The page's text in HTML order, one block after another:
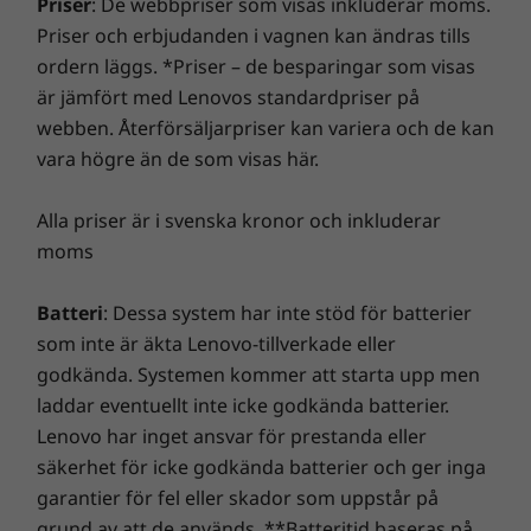
* WiFi 6E kräver Windows 11 Pro. Funktionen kräver stöd från
operativsystem, routrar/AP/gateways förberedda för WiFi 6E samt
regionala regleringscertifieringar och frekvenstilldelning.
** Tillgänglighet till WWAN som tillval varierar beroende på region, måste
Tile®-förberedd
Kensington Nano Security Slot™
Ljud
Dolby Audio™-högtalarsystem
Dolby Voice ®
Vikt
Mått (H × B × D)
Från 18,10 × 305,8 × 217,56 mm
Tangentbord
Spillsäkert
TrackPoint
TrackPad: 115 mm
är smidig att använda och startar blixtsnabbt. Du får
en snabbare och mer tillförlitlig internetupplevelse
med förbättrade anslutningsmöjligheter. Skydda din
IT-investering med en förbättrad säkerhet som avvärjer
annonsprogram, skadlig kod och andra hot. Se till att
du får en riktigt spännande virtuell resa!
fel. Datorer som visas här levereras med ett
operativsystem.
Priser: De webbpriser som visas inkluderar moms.
Priser och erbjudanden i vagnen kan ändras tills
ordern läggs. *Priser – de besparingar som visas
webben. Återförsäljarpriser kan variera och de kan
vara högre än de som visas här.
Alla priser är i svenska kronor och inkluderar
moms
Batteri: Dessa system har inte stöd för batterier
som inte är äkta Lenovo-tillverkade eller
godkända. Systemen kommer att starta upp men
laddar eventuellt inte icke godkända batterier.